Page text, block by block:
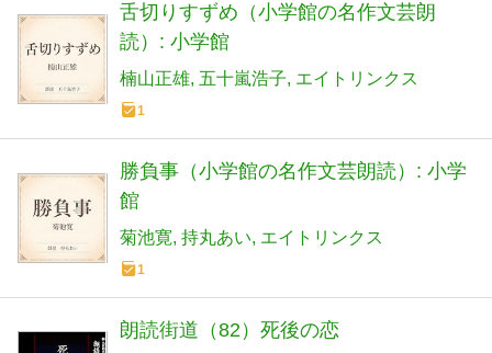
舌切りすずめ（小学館の名作文芸朗
読）: 小学館
楠山正雄 五十嵐浩子 エイトリンクス
1
勝負事（小学館の名作文芸朗読）: 小学
館
菊池寛 持丸あい エイトリンクス
1
朗読街道（82）死後の恋